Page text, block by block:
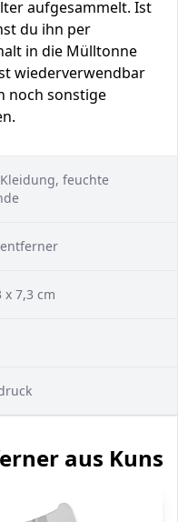
aufgesammelt. Ist
du ihn per
in die Mülltonne
wiederverwendbar
noch sonstige
feuchte
x 7,3 cm
aus